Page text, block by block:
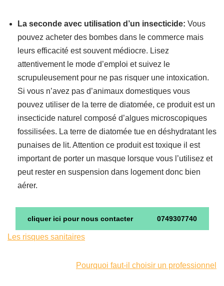
La seconde avec utilisation d’un insecticide: Vous
pouvez acheter des bombes dans le commerce mais
leurs efficacité est souvent médiocre. Lisez
attentivement le mode d’emploi et suivez le
scrupuleusement pour ne pas risquer une intoxication.
Si vous n’avez pas d’animaux domestiques vous
pouvez utiliser de la terre de diatomée, ce produit est un
insecticide naturel composé d’algues microscopiques
fossilisées. La terre de diatomée tue en déshydratant les
punaises de lit. Attention ce produit est toxique il est
important de porter un masque lorsque vous l’utilisez et
peut rester en suspension dans logement donc bien
aérer.
cliquer ici pour nous contacter 0749307740
Les risques sanitaires
Pourquoi faut-il choisir un professionnel